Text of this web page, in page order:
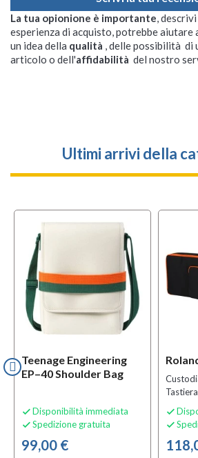
La tua opionione è importante,
esperienza di acquisto, potrebbe
un idea della qualità , delle possibilità di
articolo o dell'affidabilità del nostro
Ultimi arrivi della
Teenage Engineering
EP–40 Shoulder Bag
 Disponibilità immediata
 Spedizione gratuita
99,00 €
Tastiera

